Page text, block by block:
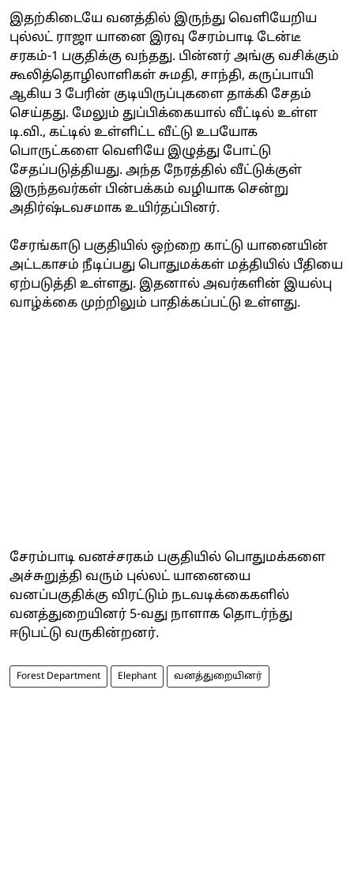
இதற்கிடையே வனத்தில் இருந்து வெளியேறிய
புல்லட் ராஜா யானை இரவு சேரம்பாடி டேன்டீ
சரகம்-1 பகுதிக்கு வந்தது. பின்னர் அங்கு வசிக்கும்
கூலித்தொழிலாளிகள் சுமதி, சாந்தி, கருப்பாயி
ஆகிய 3 பேரின் குடியிருப்புகளை தாக்கி சேதம்
செய்தது. மேலும் துப்பிக்கையால் வீட்டில் உள்ள
டி.வி., கட்டில் உள்ளிட்ட வீட்டு உபயோக
பொருட்களை வெளியே இழுத்து போட்டு
சேதப்படுத்தியது. அந்த நேரத்தில் வீட்டுக்குள்
இருந்தவர்கள் பின்பக்கம் வழியாக சென்று
அதிர்ஷ்டவசமாக உயிர்தப்பினர்.
சேரங்காடு பகுதியில் ஒற்றை காட்டு யானையின்
அட்டகாசம் நீடிப்பது பொதுமக்கள் மத்தியில் பீதியை
ஏற்படுத்தி உள்ளது. இதனால் அவர்களின் இயல்பு
வாழ்க்கை முற்றிலும் பாதிக்கப்பட்டு உள்ளது.
சேரம்பாடி வனச்சரகம் பகுதியில் பொதுமக்களை
அச்சுறுத்தி வரும் புல்லட் யானையை
வனப்பகுதிக்கு விரட்டும் நடவடிக்கைகளில்
வனத்துறையினர் 5-வது நாளாக தொடர்ந்து
ஈடுபட்டு வருகின்றனர்.
Forest Department Elephant வனத்துறையினர்